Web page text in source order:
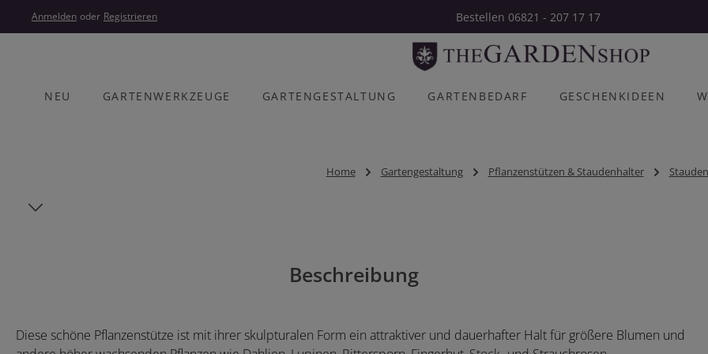
Hauptinhalt springen
Zur Hauptnavigation springen
Anmelden oder Registrieren Bestellen 06821 - 207 17 17
NEU GARTENWERKZEUGE GARTENGESTALTUNG GARTENBEDARF GESCHENKIDEEN
Home Gartengestaltung Pflanzenstützen & Staudenhalter
Bildergalerie überspringen
Beschreibung
Diese schöne Pflanzenstütze ist mit ihrer skulpturalen Form ein attraktiver und dauerhafter Halt für größere Blumen und